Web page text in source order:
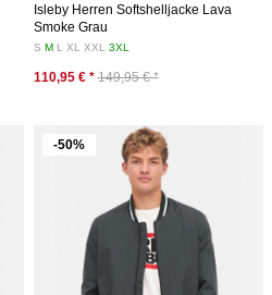
Isleby Herren Softshelljacke Lava
Smoke Grau
S M L XL XXL 3XL
110,95 € * 149,95 € *
-50%